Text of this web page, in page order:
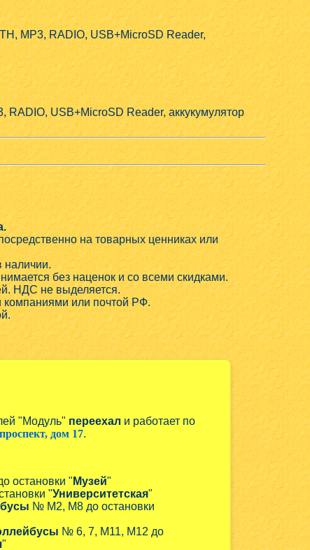
MP3, RADIO, USB+MicroSD Reader,
USB+MicroSD Reader, аккукумулятор
на товарных ценниках или
наличии.
без наценок и со всеми скидками.
НДС не выделяется.
компаниями или почтой РФ.
"Модуль" переехал и работает по
дом 17.
остановки " Музей"
"Университетская"
№ М2, М8 до остановки
№ 6, 7, М11, М12 до
"